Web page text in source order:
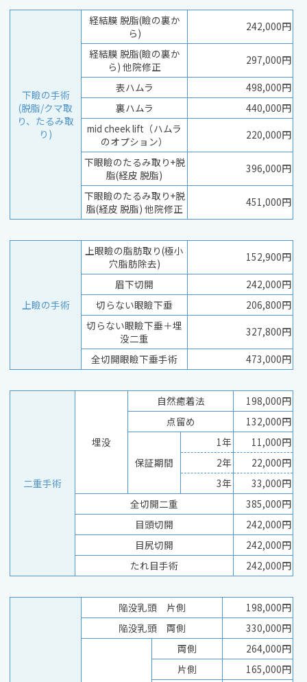
下瞼の手術
(脱脂/クマ取
り、たるみ取
り)
経結膜 脱脂(瞼の裏か
ら)
242,000円
経結膜 脱脂(瞼の裏か
ら) 他院修正
297,000円
表ハムラ
498,000円
裏ハムラ
440,000円
mid cheek lift（ハムラ
のオプション）
220,000円
下眼瞼のたるみ取り+脱
脂(経皮 脱脂)
396,000円
下眼瞼のたるみ取り+脱
脂(経皮 脱脂) 他院修正
451,000円
上瞼の手術
上眼瞼の脂肪取り(極小
穴脂肪除去)
152,900円
眉下切開
242,000円
切らない眼瞼下垂
206,800円
切らない眼瞼下垂＋埋
没二重
327,800円
全切開眼瞼下垂手術
473,000円
二重手術
埋没
自然癒着法
198,000円
点留め
132,000円
保証期間
1年
11,000円
2年
22,000円
3年
33,000円
全切開二重
385,000円
目頭切開
242,000円
目尻切開
242,000円
たれ目手術
242,000円
陥没乳頭 片側
198,000円
陥没乳頭 両側
330,000円
両側
264,000円
片側
165,000円